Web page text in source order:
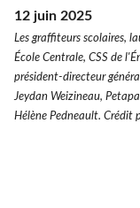
12 juin 2025
Les graffiteurs scolaires,
École Centrale, CSS de
président-directeur
Jeydan Weizineau,
Hélène Pedneault. Crédit